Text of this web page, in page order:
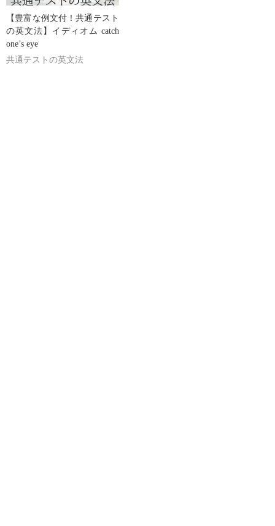
【豊富な例文付！共通テスト
の英文法】イディオム catch
one’s eye
共通テストの英文法